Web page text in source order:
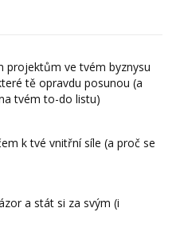
projektům ve tvém byznysu
tě opravdu posunou (a
tvém to-do listu)
k tvé vnitřní síle (a proč se
a stát si za svým (i